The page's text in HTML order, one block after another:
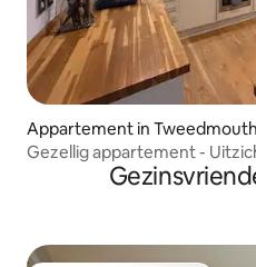
Appartement in Tweedmouth
Gezellig appartement -